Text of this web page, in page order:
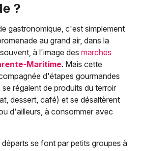
?
gastronomique, c'est simplement
au grand air, dans la
à l'image des marches
Maritime. Mais cette
d'étapes gourmandes
régalent de produits du terroir
dessert, café) et se désaltèrent
d'ailleurs, à consommer avec
départs se font par petits groupes à